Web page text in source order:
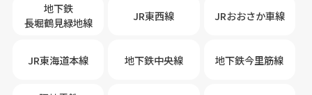
地下鉄
長堀鶴見緑地線
JR東西線 JRおおさか車線
JR東海道本線 地下鉄中央線 地下鉄今里筋線